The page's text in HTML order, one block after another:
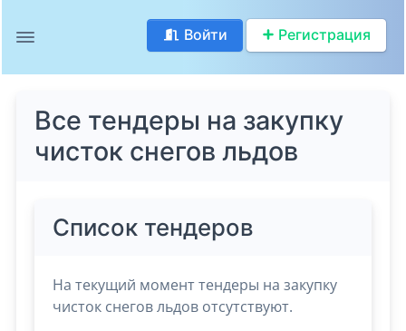
Войти Регистрация
Все тендеры на закупку
чисток снегов льдов
Список тендеров
На текущий момент тендеры на закупку
чисток снегов льдов отсутствуют.